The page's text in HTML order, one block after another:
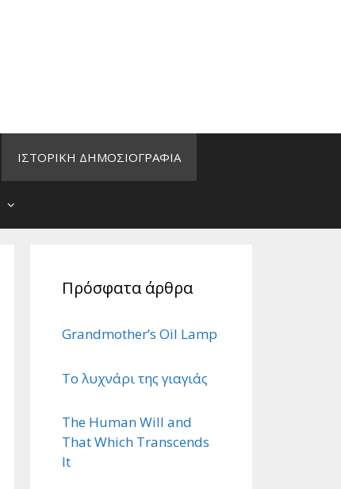
ΙΣΤΟΡΙΚΗ ΔΗΜΟΣΙΟΓΡΑΦΙΑ
Πρόσφατα άρθρα
Grandmother’s Oil Lamp
Το λυχνάρι της γιαγιάς
The Human Will and
That Which Transcends
It